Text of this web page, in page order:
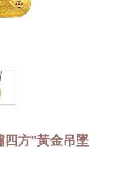
四方"黃金吊墜